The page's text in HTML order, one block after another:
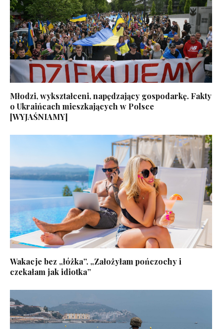
Młodzi, wykształceni, napędzający gospodarkę. Fakty
o Ukraińcach mieszkających w Polsce
[WYJAŚNIAMY]
Wakacje bez „łóżka”. „Założyłam pończochy i
czekałam jak idiotka”